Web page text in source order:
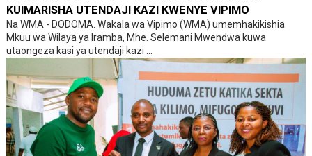
KUIMARISHA UTENDAJI KAZI KWENYE VIPIMO
Na WMA - DODOMA. Wakala wa Vipimo (WMA) umemhakikishia
Mkuu wa Wilaya ya Iramba, Mhe. Selemani Mwendwa kuwa
utaongeza kasi ya utendaji kazi ...